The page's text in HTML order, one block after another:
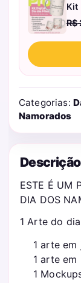
Kit
R$
Categorias:
Namorados
Descrição
ESTE É UM
DIA DOS
1 Arte do
1 arte
1 arte em
1